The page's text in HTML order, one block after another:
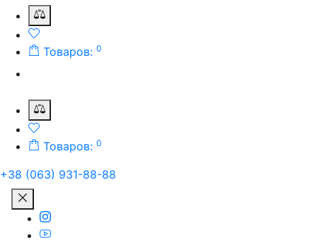
Товаров: 0
Товаров: 0
+38 (063) 931-88-88